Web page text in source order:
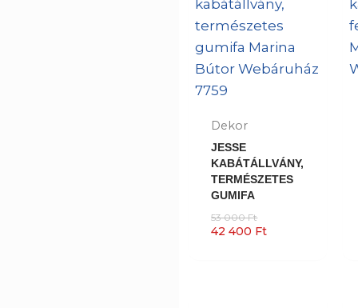
Dekor
JESSE
KABÁTÁLLVÁNY,
TERMÉSZETES
GUMIFA
53 000Ft
42 400 Ft